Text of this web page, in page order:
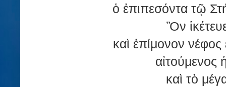
ὁ ἐπιπεσόντα τῷ
Ὃν
καὶ ἐπίμονον
αἰτούμενος
καὶ τὸ